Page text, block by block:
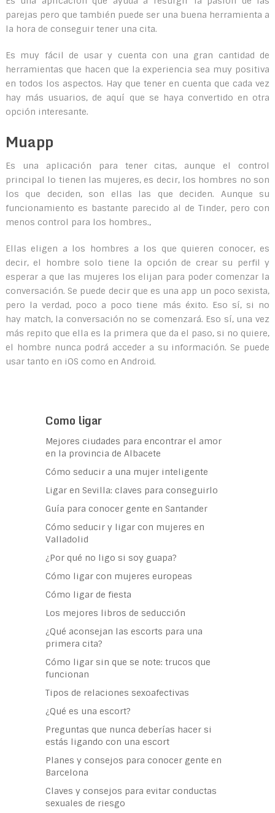
parejas pero que también puede ser una buena herramienta a
la hora de conseguir tener una cita.
Es muy fácil de usar y cuenta con una gran cantidad de
herramientas que hacen que la experiencia sea muy positiva
en todos los aspectos. Hay que tener en cuenta que cada vez
hay más usuarios, de aquí que se haya convertido en otra
opción interesante.
Muapp
Es una aplicación para tener citas, aunque el control
principal lo tienen las mujeres, es decir, los hombres no son
los que deciden, son ellas las que deciden. Aunque su
funcionamiento es bastante parecido al de Tinder, pero con
menos control para los hombres.,
Ellas eligen a los hombres a los que quieren conocer, es
decir, el hombre solo tiene la opción de crear su perfil y
esperar a que las mujeres los elijan para poder comenzar la
conversación. Se puede decir que es una app un poco sexista,
pero la verdad, poco a poco tiene más éxito. Eso sí, si no
hay match, la conversación no se comenzará. Eso sí, una vez
más repito que ella es la primera que da el paso, si no quiere,
el hombre nunca podrá acceder a su información. Se puede
usar tanto en iOS como en Android.
Como ligar
Mejores ciudades para encontrar el amor
en la provincia de Albacete
Cómo seducir a una mujer inteligente
Ligar en Sevilla: claves para conseguirlo
Guía para conocer gente en Santander
Cómo seducir y ligar con mujeres en
Valladolid
¿Por qué no ligo si soy guapa?
Cómo ligar con mujeres europeas
Cómo ligar de fiesta
Los mejores libros de seducción
¿Qué aconsejan las escorts para una
primera cita?
Cómo ligar sin que se note: trucos que
funcionan
Tipos de relaciones sexoafectivas
¿Qué es una escort?
Preguntas que nunca deberías hacer si
estás ligando con una escort
Planes y consejos para conocer gente en
Barcelona
Claves y consejos para evitar conductas
sexuales de riesgo